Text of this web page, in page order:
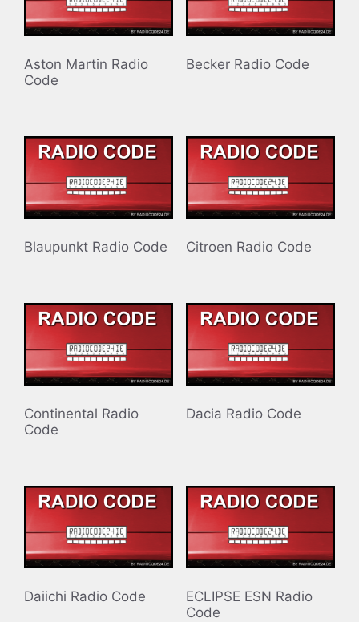
Aston Martin Radio
Code
Becker Radio Code
Blaupunkt Radio Code Citroen Radio Code
Continental Radio
Code
Dacia Radio Code
Daiichi Radio Code
ECLIPSE ESN Radio
Code